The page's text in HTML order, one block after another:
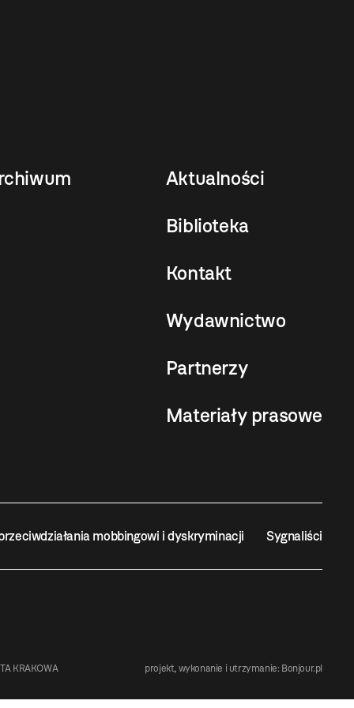
Aktualności
Biblioteka
Kontakt
Wydawnictwo
Partnerzy
Materiały prasowe
mobbingowi i dyskryminacji Sygnaliści
KRAKOWA projekt, wykonanie i utrzymanie: Bonjour.pl